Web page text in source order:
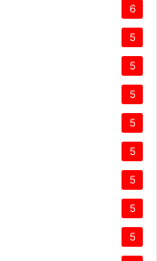
6
5
5
5
5
5
5
5
5